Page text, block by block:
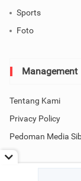
Sports
Foto
Management
Tentang Kami
Privacy Policy
Pedoman Media